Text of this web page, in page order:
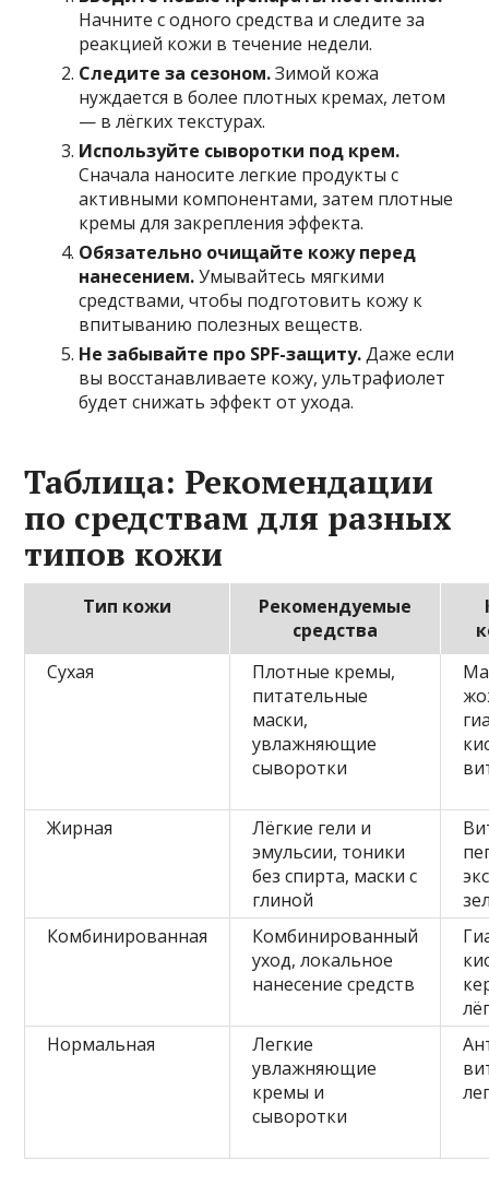
Начните с одного средства и следите за
реакцией кожи в течение недели.
Следите за сезоном.Зимой кожа
нуждается в более плотных кремах, летом
— в лёгких текстурах.
Используйте сыворотки под крем.
Сначала наносите легкие продукты с
активными компонентами, затем плотные
кремы для закрепления эффекта.
Обязательно очищайте кожу перед
нанесением.Умывайтесь мягкими
средствами, чтобы подготовить кожу к
впитыванию полезных веществ.
Не забывайте про SPF-защиту.Даже если
вы восстанавливаете кожу, ультрафиолет
будет снижать эффект от ухода.
Таблица: Рекомендации
по средствам для разных
типов кожи
Тип кожи
Рекомендуемые
средства
Сухая
Плотные кремы,
питательные
маски,
увлажняющие
сыворотки
Жирная
Лёгкие гели и
эмульсии, тоники
без спирта, маски с
глиной
Комбинированная
Комбинированный
уход, локальное
нанесение средств
Нормальная
Легкие
увлажняющие
кремы и
сыворотки